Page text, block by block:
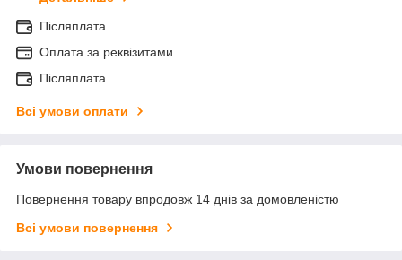
Післяплата
Оплата за реквізитами
Післяплата
Всі умови оплати
Умови повернення
Повернення товару впродовж 14 днів за домовленістю
Всі умови повернення